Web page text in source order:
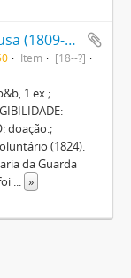
Anastácio Silveira de Sousa (1809-1880)
Item
[18--?]
1 ex.;
doação.;
(1824).
da Guarda
... »